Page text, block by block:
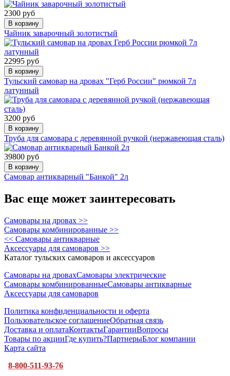
2300 руб
В корзину
Чайник заварочный золотистый
22995 руб
В корзину
Тульский самовар на дровах "Герб России" рюмкой 7л
латунный
3200 руб
В корзину
Труба для самовара с деревянной ручкой (нержавеющая сталь)
39800 руб
В корзину
Самовар антикварный "Банкой" 2л
Вас еще может заинтересовать
Самовары на дровах >>
Самовары комбинированные >>
<< Самовары антикварные
Аксессуары для самоваров >>
Каталог тульских самоваров и аксессуаров
Самовары на дровахСамовары электрические
Самовары комбинированныеСамовары антикварные
Аксессуары для самоваров
Политика конфиденциальности и оферта
Пользовательское соглашениеОбратная связь
Доставка и оплатаКонтактыГарантииВопросы
Товары по акцииГде купить?ПартнерыБлог компании
Карта сайта
8-800-511-93-76